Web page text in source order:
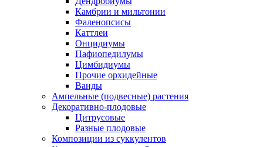
Камбрии и мильтонии
Фаленопсисы
Каттлеи
Онцидиумы
Пафиопедилумы
Цимбидиумы
Прочие орхидейные
Ванды
Ампельные (подвесные) растения
Декоративно-плодовые
Цитрусовые
Разные плодовые
Композиции из суккулентов